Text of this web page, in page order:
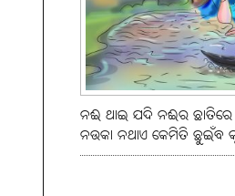
ନଈ ଥାଇ ଯଦି ନଈର
ନଉକା ନଥାଏ କେମିତି